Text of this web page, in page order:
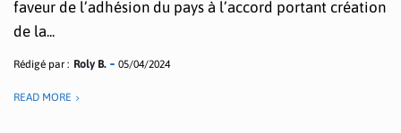
faveur de l’adhésion du pays à l’accord portant création
de la...
Rédigé par : Roly B. 05/04/2024
READ MORE